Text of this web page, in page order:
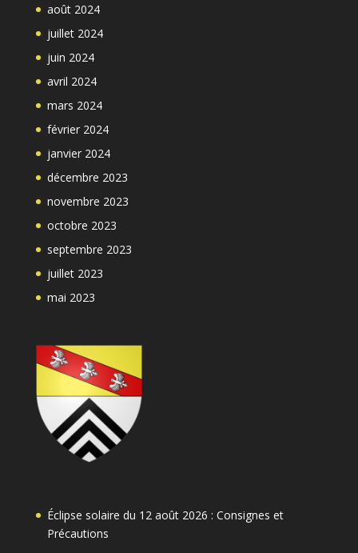
août 2024
juillet 2024
juin 2024
avril 2024
mars 2024
février 2024
janvier 2024
décembre 2023
novembre 2023
octobre 2023
septembre 2023
juillet 2023
mai 2023
Éclipse solaire du 12 août 2026 : Consignes et
Précautions